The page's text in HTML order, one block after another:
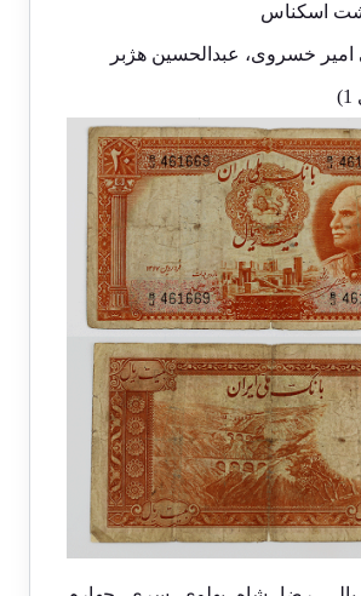
اسکناس
امیر خسروی، عبدالحسین هژبر